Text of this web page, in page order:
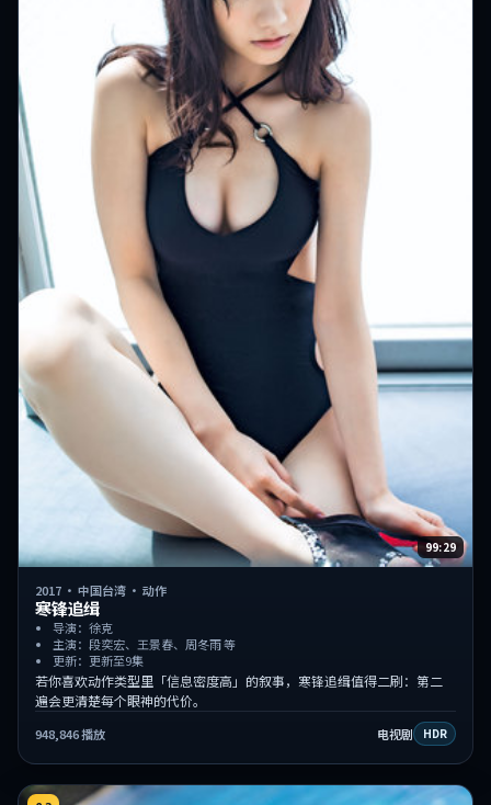
99:29
2017 ·中国台湾 ·动作
寒锋追缉
导演：徐克
主演：段奕宏、王景春、周冬雨 等
更新：更新至9集
若你喜欢动作类型里「信息密度高」的叙事，寒锋追缉值得二刷：第二
遍会更清楚每个眼神的代价。
948,846播放 电视剧 HDR